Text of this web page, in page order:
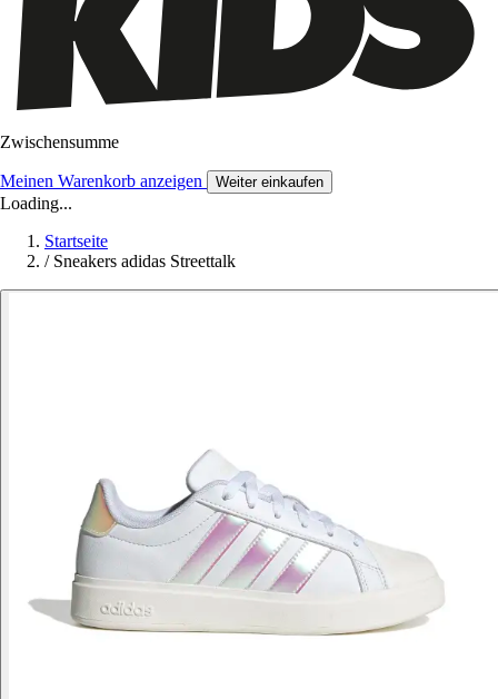
Zwischensumme
Meinen Warenkorb anzeigen Weiter einkaufen
Loading...
Startseite
/ Sneakers adidas Streettalk